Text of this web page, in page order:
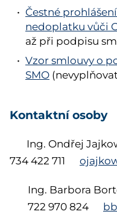
Čestné
nedoplatku vůči
až při podpisu
Vzor smlouvy o
SMO
Kontaktní osoby
Ing. Ondřej
734 422 711
Ing. Barbora
722 970 824